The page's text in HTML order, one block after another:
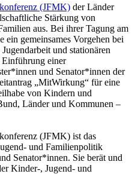
(JFMK) der Länder
Stärkung von
aus. Bei ihrer Tagung am
ein gemeinsames Vorgehen bei
und stationären
einer
und Senator*innen der
„MitWirkung“ für eine
von Kindern und
Länder und Kommunen –
(JFMK) ist das
und Familienpolitik
Senator*innen. Sie berät und
Kinder-, Jugend- und